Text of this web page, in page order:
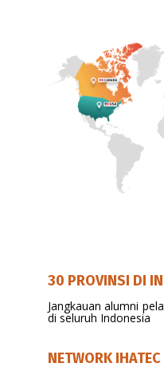
30 PROVINSI DI
Jangkauan alumni
di seluruh Indonesia
NETWORK IHATEC